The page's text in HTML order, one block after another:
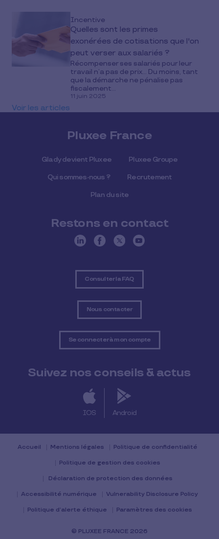
Incentive
Quelles sont les primes
exonérées de cotisations que l'on
peut verser aux salariés ?
Récompenser ses salariés pour leur
travail n’a pas de prix… Du moins, tant
que la démarche ne pénalise pas
fiscalement...
11 juin 2025
Voir les articles
Pluxee France
Glady devient Pluxee Pluxee Groupe
Qui sommes-nous ? Recrutement
Plan du site
Restons en contact
Consulter la FAQ
Nous contacter
Se connecter à mon compte
Suivez nos conseils & actus
IOS Android
Accueil Mentions légales Politique de confidentialité
Politique de gestion des cookies
Déclaration de protection des données
Accessibilité numérique Vulnerability Disclosure Policy
Politique d’alerte éthique Paramètres des cookies
© PLUXEE FRANCE 2026